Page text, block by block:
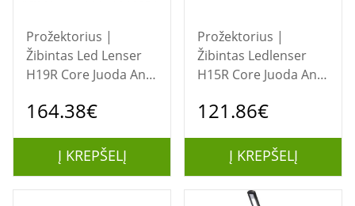
Prožektorius |
Žibintas Led Lenser
H19R Core Juoda Ant
žibintuvėlis
164.38€
Į KREPŠELĮ
Prožektorius |
Žibintas Ledlenser
H15R Core Juoda Ant
žibintuvėlis LED
121.86€
Į KREPŠELĮ